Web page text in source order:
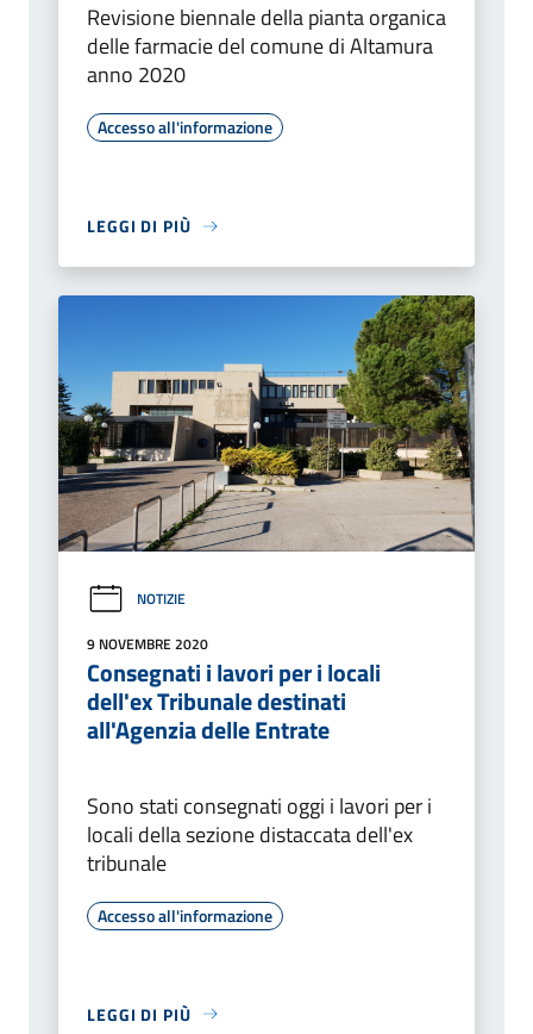
Revisione biennale della pianta organica
delle farmacie del comune di Altamura
anno 2020
Accesso all'informazione
LEGGI DI PIÙ
NOTIZIE
9 NOVEMBRE 2020
Consegnati i lavori per i locali
dell'ex Tribunale destinati
all'Agenzia delle Entrate
Sono stati consegnati oggi i lavori per i
locali della sezione distaccata dell'ex
tribunale
Accesso all'informazione
LEGGI DI PIÙ